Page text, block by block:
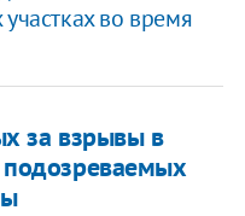
во время
за взрывы в